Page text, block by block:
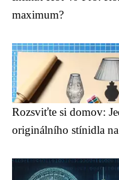
maximum?
Rozsviťte si domov:
originálního stínidla